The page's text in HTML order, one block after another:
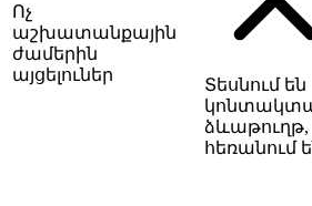
Ոչ
աշխատանքային
ժամերին
այցելուներ
Տեսնում են
ձևաթուղթ,
հեռանում